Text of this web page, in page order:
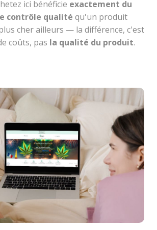
ici bénéficie exactement du
contrôle qualité qu'un produit
cher ailleurs — la différence, c'est
coûts, pas la qualité du produit.